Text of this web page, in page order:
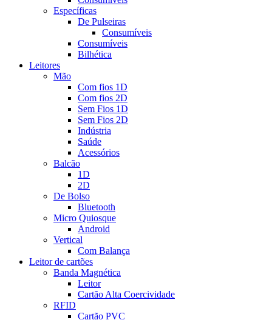
Específicas
De Pulseiras
Consumíveis
Consumíveis
Bilhética
Leitores
Mão
Com fios 1D
Com fios 2D
Sem Fios 1D
Sem Fios 2D
Indústria
Saúde
Acessórios
Balcão
1D
2D
De Bolso
Bluetooth
Micro Quiosque
Android
Vertical
Com Balança
Leitor de cartões
Banda Magnética
Leitor
Cartão Alta Coercividade
RFID
Cartão PVC